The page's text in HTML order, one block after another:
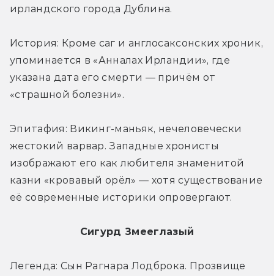
ирландского города Дублина.
История: Кроме саг и англосаксонских хроник,
упоминается в «Анналах Ирландии», где
указана дата его смерти — причём от
«страшной болезни».
Эпитафия: Викинг-маньяк, нечеловечески
жестокий варвар. Западные хронисты
изображают его как любителя знаменитой
казни «кровавый орёл» — хотя существование
её современные историки опровергают.
Сигурд Змееглазый
Легенда: Сын Рагнара Лодброка. Прозвище